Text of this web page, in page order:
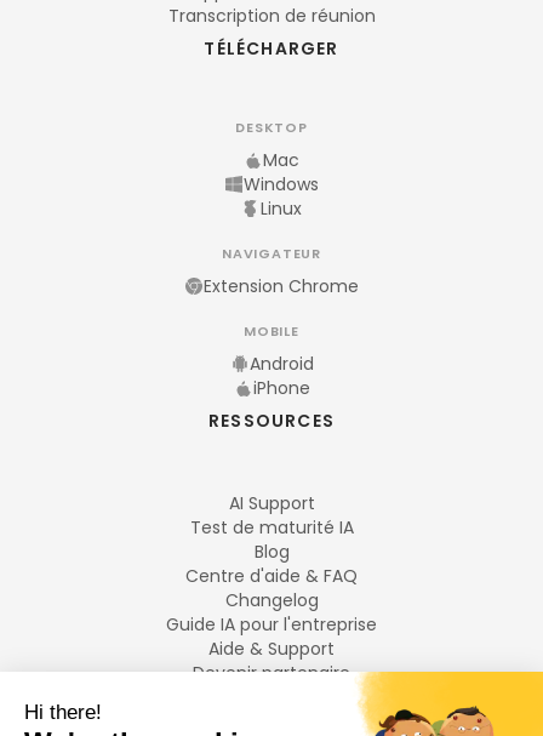
Transcription de réunion
TÉLÉCHARGER
DESKTOP
Mac
Windows
Linux
NAVIGATEUR
Extension Chrome
MOBILE
Android
iPhone
RESSOURCES
AI Support
Test de maturité IA
Blog
Centre d'aide & FAQ
Changelog
Guide IA pour l'entreprise
Aide & Support
Devenir partenaire
LANGUES